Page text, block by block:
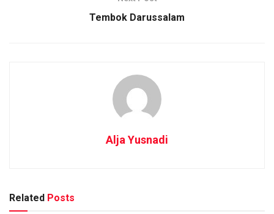
Tembok Darussalam
Alja Yusnadi
Related Posts